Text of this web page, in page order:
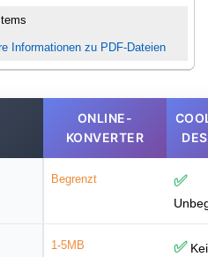
Informationen zu PDF-Dateien
ONLINE-
KONVERTER
Begrenzt ✅
1-5MB ✅